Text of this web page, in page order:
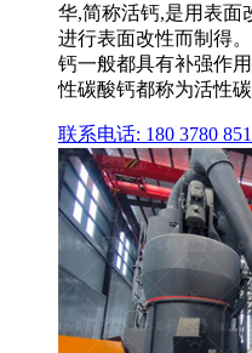
华,简称活钙,是用表面
进行表面改性而制得
钙一般都具有补强作
性碳酸钙都称为活性碳
联系电话: 180 3780